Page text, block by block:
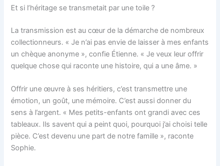
Et si l’héritage se transmetait par une toile ?
La transmission est au cœur de la démarche de nombreux
collectionneurs. « Je n’ai pas envie de laisser à mes enfants
un chèque anonyme », confie Étienne. « Je veux leur offrir
quelque chose qui raconte une histoire, qui a une âme. »
Offrir une œuvre à ses héritiers, c’est transmettre une
émotion, un goût, une mémoire. C’est aussi donner du
sens à l’argent. « Mes petits-enfants ont grandi avec ces
tableaux. Ils savent qui a peint quoi, pourquoi j’ai choisi telle
pièce. C’est devenu une part de notre famille », raconte
Sophie.